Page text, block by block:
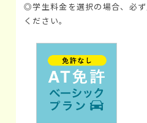
◎学生料金を選択の場合、必
ください。